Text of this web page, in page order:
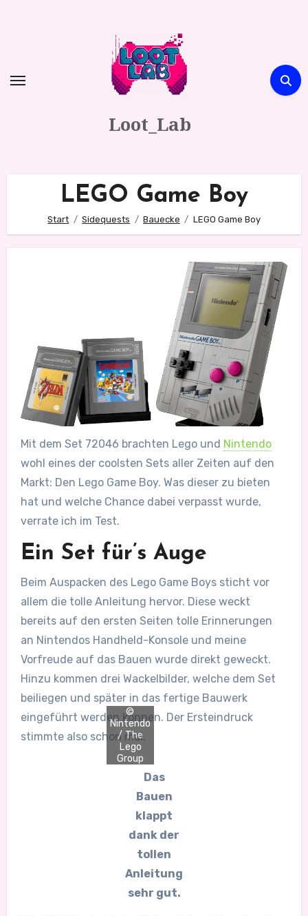
Loot_Lab
LEGO Game Boy
Start Sidequests Bauecke LEGO Game Boy
Mit dem Set 72046 brachten Lego und Nintendo
wohl eines der coolsten Sets aller Zeiten auf den
Markt: Den Lego Game Boy. Was dieser zu bieten
hat und welche Chance dabei verpasst wurde,
verrate ich im Test.
Ein Set für’s Auge
Beim Auspacken des Lego Game Boys sticht vor
allem die tolle Anleitung hervor. Diese weckt
bereits auf den ersten Seiten tolle Erinnerungen
an Nintendos Handheld-Konsole und meine
Vorfreude auf das Bauen wurde direkt geweckt.
Hinzu kommen drei Wackelbilder, welche dem Set
beiliegen und später in das fertige Bauwerk
eingeführt werden können. Der Ersteindruck
stimmte also schon mal.
©
Nintendo
/ The
Lego
Group
Das
Bauen
klappt
dank der
tollen
Anleitung
sehr gut.